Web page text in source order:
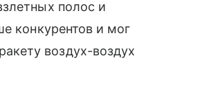
полос и
конкурентов и мог
воздух-воздух